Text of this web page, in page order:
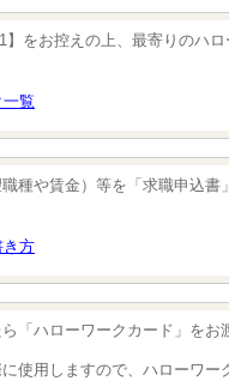
】をお控えの上、最寄りのハ
覧
種や賃金）等を「求職申込書
き方
「ハローワークカード」をお
使用しますので、ハローワー